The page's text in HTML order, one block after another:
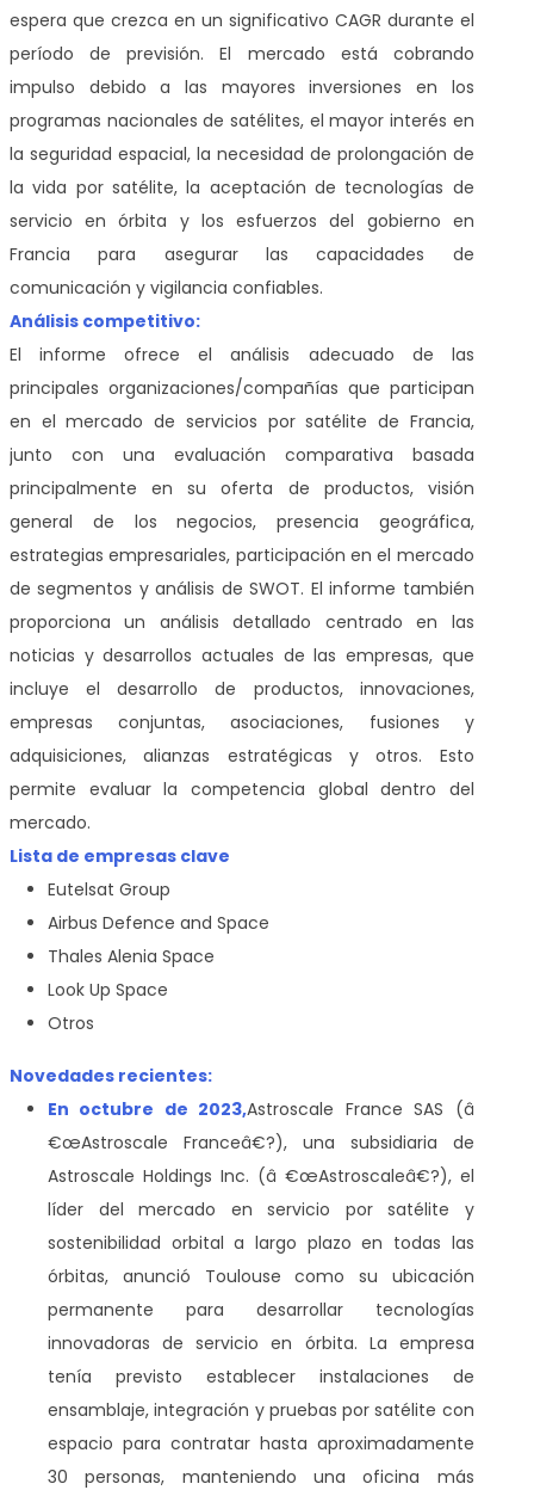
espera que crezca en un significativo CAGR durante el
período de previsión. El mercado está cobrando
impulso debido a las mayores inversiones en los
programas nacionales de satélites, el mayor interés en
la seguridad espacial, la necesidad de prolongación de
la vida por satélite, la aceptación de tecnologías de
servicio en órbita y los esfuerzos del gobierno en
Francia para asegurar las capacidades de
comunicación y vigilancia confiables.
Análisis competitivo:
El informe ofrece el análisis adecuado de las
principales organizaciones/compañías que participan
en el mercado de servicios por satélite de Francia,
junto con una evaluación comparativa basada
principalmente en su oferta de productos, visión
general de los negocios, presencia geográfica,
estrategias empresariales, participación en el mercado
de segmentos y análisis de SWOT. El informe también
proporciona un análisis detallado centrado en las
noticias y desarrollos actuales de las empresas, que
incluye el desarrollo de productos, innovaciones,
empresas conjuntas, asociaciones, fusiones y
adquisiciones, alianzas estratégicas y otros. Esto
permite evaluar la competencia global dentro del
mercado.
Lista de empresas clave
Eutelsat Group
Airbus Defence and Space
Thales Alenia Space
Look Up Space
Otros
Novedades recientes:
En octubre de 2023,Astroscale France SAS (â
€œAstroscale Franceâ€?), una subsidiaria de
Astroscale Holdings Inc. (â €œAstroscaleâ€?), el
líder del mercado en servicio por satélite y
sostenibilidad orbital a largo plazo en todas las
órbitas, anunció Toulouse como su ubicación
permanente para desarrollar tecnologías
innovadoras de servicio en órbita. La empresa
tenía previsto establecer instalaciones de
ensamblaje, integración y pruebas por satélite con
espacio para contratar hasta aproximadamente
30 personas, manteniendo una oficina más